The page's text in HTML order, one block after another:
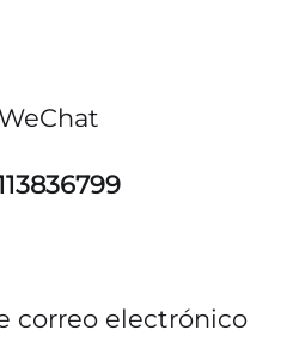
WeChat
correo electrónico